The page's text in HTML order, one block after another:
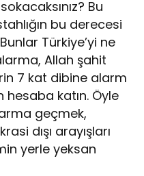
Bu
bu derecesi
Türkiye’yi ne
Allah şahit
7 kat dibine alarm
katın. Öyle
geçmek,
dışı arayışları
yerle yeksan